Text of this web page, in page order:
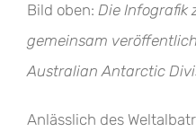
Bild oben: Die Infografik
gemeinsam
Australian Antarctic
Anlässlich des